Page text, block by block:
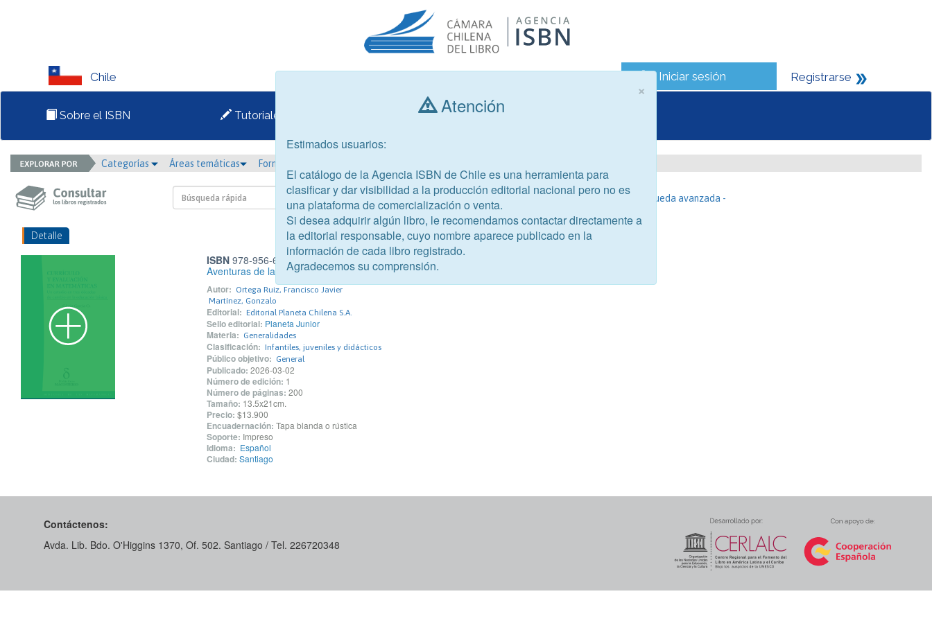
Chile Iniciar sesión Registrarse
Sobre el ISBN Tutoriales Consultar libros
Categorías Áreas temáticas Formato
- Búsqueda avanzada -
Detalle
ISBN978-956-6471-09-7
Aventuras de la historia universal
Autor: Ortega Ruiz, Francisco Javier
Martínez, Gonzalo
Editorial: Editorial Planeta Chilena S.A.
Sello editorial: Planeta Junior
Materia: Generalidades
Clasificación: Infantiles, juveniles y didácticos
Público objetivo: General
Publicado: 2026-03-02
Número de edición: 1
Número de páginas: 200
Tamaño: 13.5x21cm.
Precio: $13.900
Encuadernación: Tapa blanda o rústica
Soporte: Impreso
Idioma: Español
Ciudad: Santiago
Contáctenos:
Avda. Lib. Bdo. O'Higgins 1370, Of. 502. Santiago / Tel. 226720348
×
Atención
Estimados usuarios:
El catálogo de la Agencia ISBN de Chile es una herramienta para
clasificar y dar visibilidad a la producción editorial nacional pero no es
una plataforma de comercialización o venta.
Si desea adquirir algún libro, le recomendamos contactar directamente a
la editorial responsable, cuyo nombre aparece publicado en la
información de cada libro registrado.
Agradecemos su comprensión.